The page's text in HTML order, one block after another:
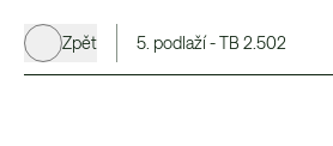
Zpět 5. podlaží - TB 2.502